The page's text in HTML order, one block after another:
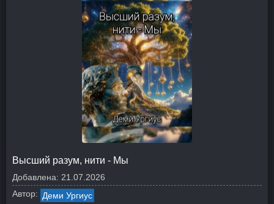
Высший разум, нити - Мы
Добавлена: 21.07.2026
Автор: Деми Ургиус